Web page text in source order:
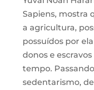
Sapiens, mostra
a agricultura,
possuídos por
donos e
tempo.
sedentarismo,